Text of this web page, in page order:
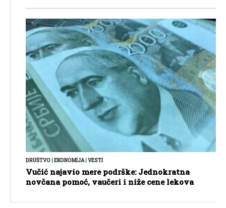
DRUŠTVO|EKONOMIJA|VESTI
Vučić najavio mere podrške: Jednokratna
novčana pomoć, vaučeri i niže cene lekova